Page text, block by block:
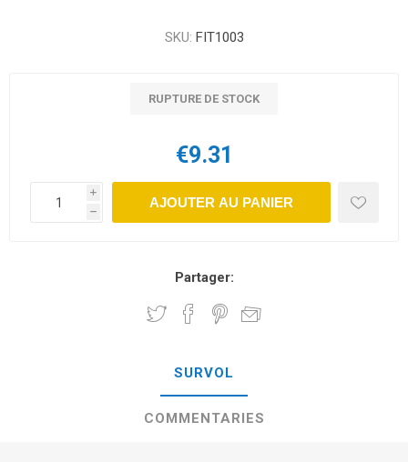
SKU: FIT1003
RUPTURE DE STOCK
€9.31
i
h
AJOUTER AU PANIER
Partager:
SURVOL
COMMENTARIES